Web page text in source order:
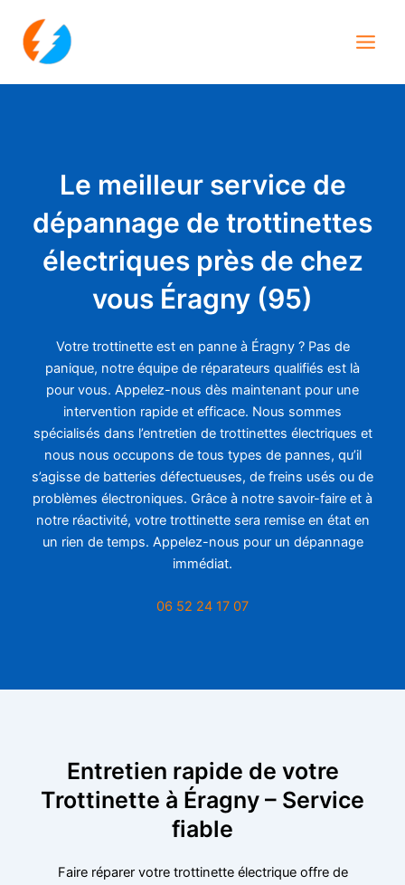
contenu
Le meilleur service de
dépannage de trottinettes
électriques près de chez
vous Éragny (95)
Votre trottinette est en panne à Éragny ? Pas de
panique, notre équipe de réparateurs qualifiés est là
pour vous. Appelez-nous dès maintenant pour une
intervention rapide et efficace. Nous sommes
spécialisés dans l’entretien de trottinettes électriques et
nous nous occupons de tous types de pannes, qu’il
s’agisse de batteries défectueuses, de freins usés ou de
problèmes électroniques. Grâce à notre savoir-faire et à
notre réactivité, votre trottinette sera remise en état en
un rien de temps. Appelez-nous pour un dépannage
immédiat.
06 52 24 17 07
Entretien rapide de votre
Trottinette à Éragny – Service
fiable
Faire réparer votre trottinette électrique offre de